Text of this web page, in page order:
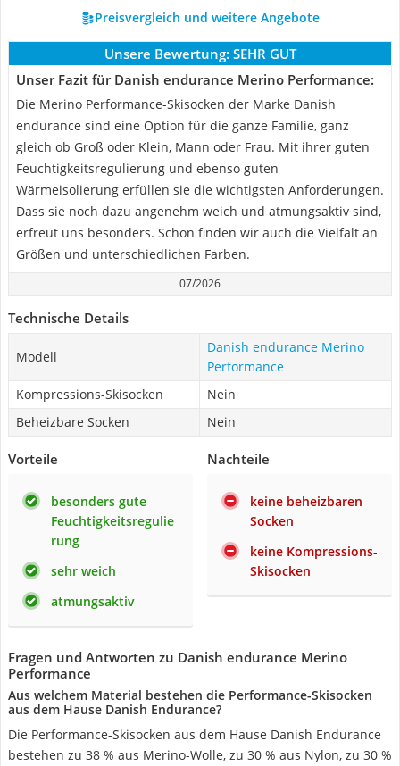
Preisvergleich und weitere Angebote
Unsere Bewertung: SEHR GUT
Unser Fazit für Danish endurance Merino Performance:
Die Merino Performance-Skisocken der Marke Danish
endurance sind eine Option für die ganze Familie, ganz
gleich ob Groß oder Klein, Mann oder Frau. Mit ihrer guten
Feuchtigkeitsregulierung und ebenso guten
Wärmeisolierung erfüllen sie die wichtigsten Anforderungen.
Dass sie noch dazu angenehm weich und atmungsaktiv sind,
erfreut uns besonders. Schön finden wir auch die Vielfalt an
Größen und unterschiedlichen Farben.
07/2026
Technische Details
Modell
Danish endurance Merino
Performance
Kompressions-Skisocken
Nein
Beheizbare Socken
Nein
Vorteile
besonders gute
Feuchtigkeitsregulie
rung
sehr weich
atmungsaktiv
Nachteile
keine beheizbaren
Socken
keine Kompressions-
Skisocken
Fragen und Antworten zu Danish endurance Merino
Performance
Aus welchem Material bestehen die Performance-Skisocken
aus dem Hause Danish Endurance?
Die Performance-Skisocken aus dem Hause Danish Endurance
bestehen zu 38 % aus Merino-Wolle, zu 30 % aus Nylon, zu 30 %